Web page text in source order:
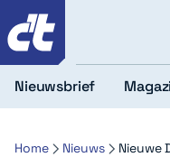
Nieuwsbrief
Home Nieuws Nieuwe